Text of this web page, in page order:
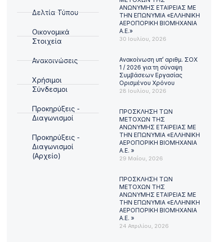
Δελτία Τύπου
Οικονομικά
Στοιχεία
Ανακοινώσεις
Χρήσιμοι
Σύνδεσμοι
Προκηρύξεις -
Διαγωνισμοί
Προκηρύξεις -
Διαγωνισμοί
(Αρχείο)
ΑΝΩΝΥΜΗΣ ΕΤΑΙΡΕΙΑΣ ΜΕ
ΤΗΝ ΕΠΩΝΥΜΙΑ «ΕΛΛΗΝΙΚΗ
ΑΕΡΟΠΟΡΙΚΗ ΒΙΟΜΗΧΑΝΙΑ
Α.Ε.»
30 Ιουλίου, 2026
Ανακοίνωση υπ’ αριθμ. ΣΟΧ
1 / 2026 για τη σύναψη
Συμβάσεων Εργασίας
Ορισμένου Χρόνου
28 Ιουλίου, 2026
ΠΡΟΣΚΛΗΣΗ ΤΩΝ
ΜΕΤΟΧΩΝ ΤΗΣ
ΑΝΩΝΥΜΗΣ ΕΤΑΙΡΕΙΑΣ ΜΕ
ΤΗΝ ΕΠΩΝΥΜΙΑ «ΕΛΛΗΝΙΚΗ
ΑΕΡΟΠΟΡΙΚΗ ΒΙΟΜΗΧΑΝΙΑ
Α.Ε. »
29 Μαΐου, 2026
ΠΡΟΣΚΛΗΣΗ ΤΩΝ
ΜΕΤΟΧΩΝ ΤΗΣ
ΑΝΩΝΥΜΗΣ ΕΤΑΙΡΕΙΑΣ ΜΕ
ΤΗΝ ΕΠΩΝΥΜΙΑ «ΕΛΛΗΝΙΚΗ
ΑΕΡΟΠΟΡΙΚΗ ΒΙΟΜΗΧΑΝΙΑ
Α.Ε. »
24 Απριλίου, 2026